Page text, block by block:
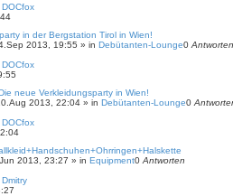
DOCfox
in der Bergstation Tirol in Wien!
2013, 19:55 » in Debütanten-Lounge0 Antworten
DOCfox
neue Verkleidungsparty in Wien!
2013, 22:04 » in Debütanten-Lounge0
DOCfox
2013, 23:27 » in Equipment0 Antworten
Dmitry